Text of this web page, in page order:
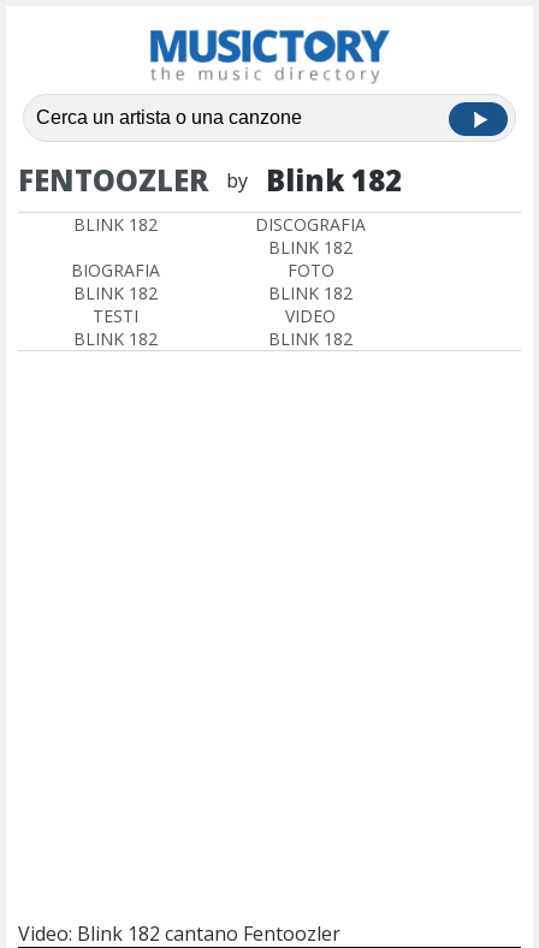
FENTOOZLER by Blink 182
BLINK 182
DISCOGRAFIA
BLINK 182
BIOGRAFIA
BLINK 182
FOTO
BLINK 182
TESTI
BLINK 182
VIDEO
BLINK 182
Video: Blink 182 cantano Fentoozler